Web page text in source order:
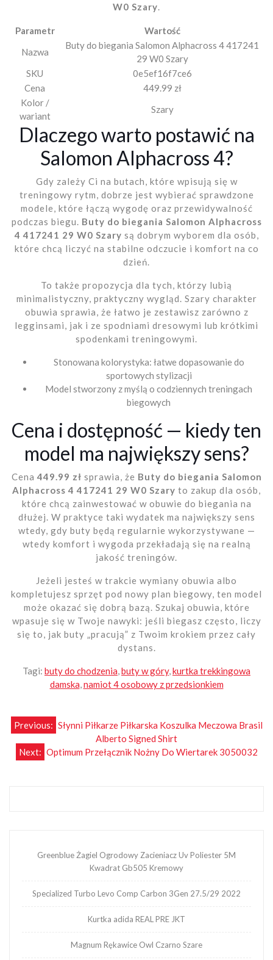
W0 Szary.
Parametr
Wartość
Nazwa
Buty do biegania Salomon Alphacross 4 417241
29 W0 Szary
SKU
0e5ef16f7ce6
Cena
449.99 zł
Kolor /
wariant
Szary
Dlaczego warto postawić na
Salomon Alphacross 4?
Gdy zależy Ci na butach, które wpisują się w
treningowy rytm, dobrze jest wybierać sprawdzone
modele, które łączą wygodę oraz przewidywalność
podczas biegu. Buty do biegania Salomon Alphacross
4 417241 29 W0 Szary są dobrym wyborem dla osób,
które chcą liczyć na stabilne odczucie i komfort na co
dzień.
To także propozycja dla tych, którzy lubią
minimalistyczny, praktyczny wygląd. Szary charakter
obuwia sprawia, że łatwo je zestawisz zarówno z
legginsami, jak i ze spodniami dresowymi lub krótkimi
spodenkami treningowymi.
Stonowana kolorystyka: łatwe dopasowanie do
sportowych stylizacji
Model stworzony z myślą o codziennych treningach
biegowych
Cena i dostępność — kiedy ten
model ma największy sens?
Cena 449.99 zł sprawia, że Buty do biegania Salomon
Alphacross 4 417241 29 W0 Szary to zakup dla osób,
które chcą zainwestować w obuwie do biegania na
dłużej. W praktyce taki wydatek ma największy sens
wtedy, gdy buty będą regularnie wykorzystywane —
wtedy komfort i wygoda przekładają się na realną
jakość treningów.
Jeżeli jesteś w trakcie wymiany obuwia albo
kompletujesz sprzęt pod nowy plan biegowy, ten model
może okazać się dobrą bazą. Szukaj obuwia, które
wpasuje się w Twoje nawyki: jeśli biegasz często, liczy
się to, jak buty „pracują” z Twoim krokiem przez cały
dystans.
Tagi: buty do chodzenia,buty w góry,kurtka trekkingowa
damska,namiot 4 osobowy z przedsionkiem
Nawigacja
wpisu
Previous: Słynni Piłkarze Piłkarska Koszulka Meczowa Brasil
Alberto Signed Shirt
Next: Optimum Przełącznik Nożny Do Wiertarek 3050032
Greenblue Żagiel Ogrodowy Zacieniacz Uv Poliester 5M
Kwadrat Gb505 Kremowy
Specialized Turbo Levo Comp Carbon 3Gen 27.5/29 2022
Kurtka adida REAL PRE JKT
Magnum Rękawice Owl Czarno Szare